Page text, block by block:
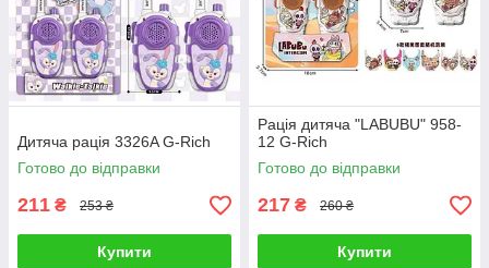
Дитяча рація 3326A G-Rich
Готово до відправки
211 ₴ 253 ₴
Купити
Рація дитяча "LABUBU" 958-
12 G-Rich
Готово до відправки
217 ₴ 260 ₴
Купити